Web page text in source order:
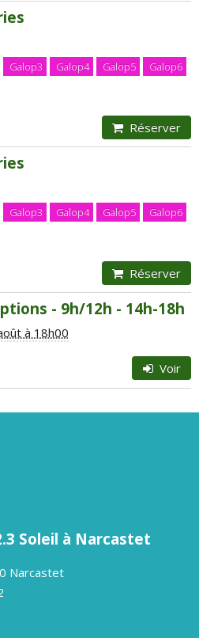
Galop3 Galop4 Galop5
Galop6
Réserver
Galop3 Galop4 Galop5
Galop6
Réserver
- 9h/12h - 14h-18h
à 18h00
Voir
Soleil à Narcastet
Narcastet